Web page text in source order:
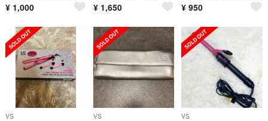
¥ 1,000 ¥ 1,650 ¥ 950
VS VS VS